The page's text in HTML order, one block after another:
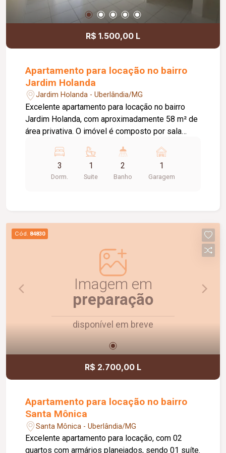
receber sua empresa.
R$ 1.500,00 L
Apartamento para locação no bairro
Jardim Holanda
Jardim Holanda - Uberlândia/MG
Excelente apartamento para locação no bairro
Jardim Holanda, com aproximadamente 58 m² de
área privativa. O imóvel é composto por sala
planejados e bancada, área de serviço, 03
quartos, sendo 02 com armários planejados e 01
suíte. Possui ainda 01 banheiro social com box
praticidade e uma ótima localização. Agende uma
visita e venha conhecer!
3
Dorm.
1
Suite
2
Banho
1
Garagem
Cód. 84830
Imagem em
preparação
disponível em breve
R$ 2.700,00 L
Apartamento para locação no bairro
Santa Mônica
Santa Mônica - Uberlândia/MG
Excelente apartamento para locação, com 02
quartos com armários planejados, sendo 01 suíte.